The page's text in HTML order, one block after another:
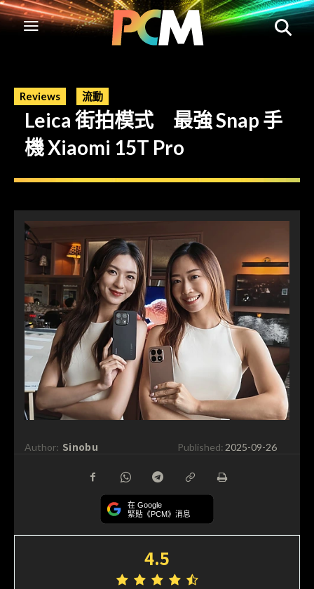
Reviews 流動
Leica 街拍模式 最強 Snap 手
機 Xiaomi 15T Pro
Author: Sinobu Published: 2025-09-26
在 Google
緊貼《PCM》消息
4.5